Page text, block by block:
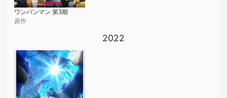
ワンパンマン 第3期
原作
2022